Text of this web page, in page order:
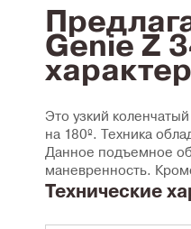
Genie Z
Это узкий
на 180º. Техника
Данное подъемное
маневренность.
Технические